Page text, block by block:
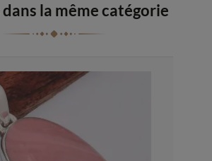
la même catégorie